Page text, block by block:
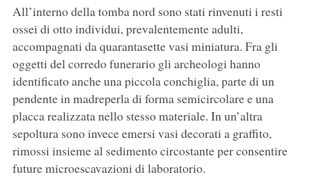
All’interno della tomba nord sono stati rinvenuti i resti
ossei di otto individui, prevalentemente adulti,
accompagnati da quarantasette vasi miniatura. Fra gli
oggetti del corredo funerario gli archeologi hanno
identificato anche una piccola conchiglia, parte di un
pendente in madreperla di forma semicircolare e una
placca realizzata nello stesso materiale. In un’altra
sepoltura sono invece emersi vasi decorati a graffito,
rimossi insieme al sedimento circostante per consentire
future microescavazioni di laboratorio.